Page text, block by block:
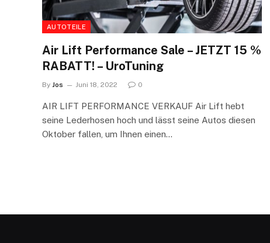
AUTOTEILE
Air Lift Performance Sale – JETZT 15 %
RABATT! – UroTuning
By Jos Juni 18, 2022 0
AIR LIFT PERFORMANCE VERKAUF Air Lift hebt
seine Lederhosen hoch und lässt seine Autos diesen
Oktober fallen, um Ihnen einen…